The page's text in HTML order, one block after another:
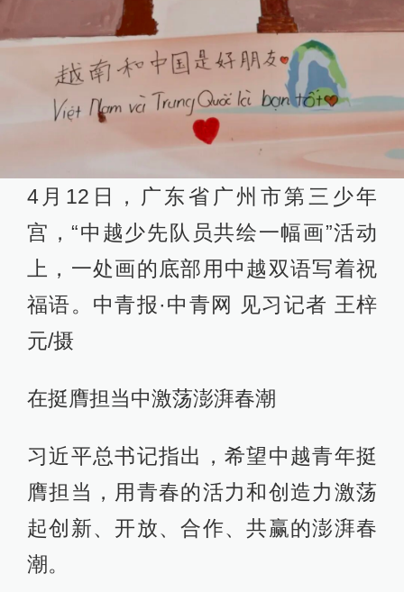
4月12日，广东省广州市第三少年
宫，“中越少先队员共绘一幅画”活动
上，一处画的底部用中越双语写着祝
福语。中青报·中青网 见习记者 王梓
元/摄
在挺膺担当中激荡澎湃春潮
习近平总书记指出，希望中越青年挺
膺担当，用青春的活力和创造力激荡
起创新、开放、合作、共赢的澎湃春
潮。